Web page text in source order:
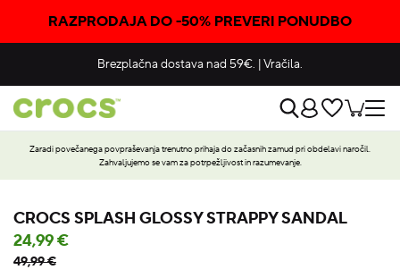
RAZPRODAJA DO -50% PREVERI PONUDBO
Brezplačna dostava nad 59€. |Vračila.
Zaradi povečanega povpraševanja trenutno prihaja do začasnih zamud pri obdelavi naročil.
Zahvaljujemo se vam za potrpežljivost in razumevanje.
CROCS SPLASH GLOSSY STRAPPY SANDAL
24,99 €
49,99 €